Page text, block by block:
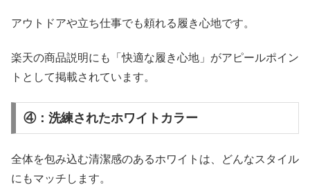
アウトドアや立ち仕事でも頼れる履き心地です。
楽天の商品説明にも「快適な履き心地」がアピールポイン
トとして掲載されています。
④：洗練されたホワイトカラー
全体を包み込む清潔感のあるホワイトは、どんなスタイル
にもマッチします。